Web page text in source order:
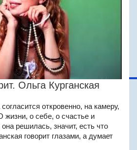
Ольга Курганская
откровенно, на камеру,
жизни, о себе, о счастье и
решилась, значит, есть что
говорит глазами, а думает